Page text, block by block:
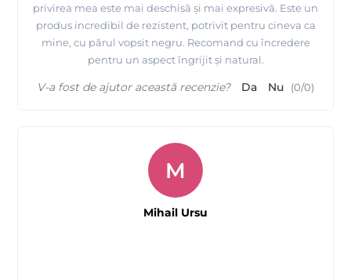
privirea mea este mai deschisă și mai expresivă. Este un
produs incredibil de rezistent, potrivit pentru cineva ca
mine, cu părul vopsit negru. Recomand cu încredere
pentru un aspect îngrijit și natural.
V-a fost de ajutor această recenzie? Da Nu (0/0)
M
Mihail Ursu